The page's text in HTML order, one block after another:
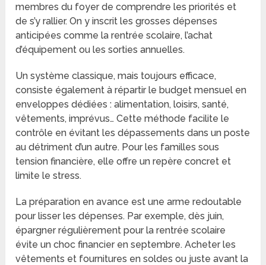
membres du foyer de comprendre les priorités et
de s’y rallier. On y inscrit les grosses dépenses
anticipées comme la rentrée scolaire, l’achat
d’équipement ou les sorties annuelles.
Un système classique, mais toujours efficace,
consiste également à répartir le budget mensuel en
enveloppes dédiées : alimentation, loisirs, santé,
vêtements, imprévus… Cette méthode facilite le
contrôle en évitant les dépassements dans un poste
au détriment d’un autre. Pour les familles sous
tension financière, elle offre un repère concret et
limite le stress.
La préparation en avance est une arme redoutable
pour lisser les dépenses. Par exemple, dès juin,
épargner régulièrement pour la rentrée scolaire
évite un choc financier en septembre. Acheter les
vêtements et fournitures en soldes ou juste avant la